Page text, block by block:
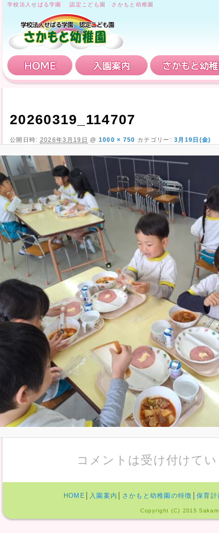
学校法人せばる学園 認定こども園 さかもと幼稚園
HOME 入園案内
20260319_114707
公開日時: 2026年3月19日 @ 1000 × 750 カテゴリー:3月19日(金)
コメントは受け付けて
HOME 入園案内 さかもと幼稚園の特徴 保育計
Copyright (C) 2015